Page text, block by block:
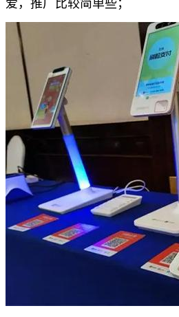
爱，推广比较简单些；